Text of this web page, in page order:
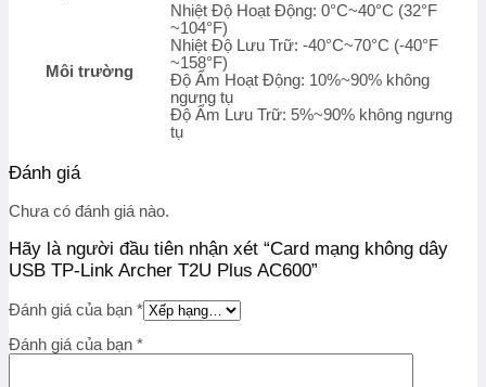
Môi trường
Nhiệt Độ Hoạt Động: 0°C~40°C (32°F
~104°F)
Nhiệt Độ Lưu Trữ: -40°C~70°C (-40°F
~158°F)
Độ Ẩm Hoạt Động: 10%~90% không
ngưng tụ
Độ Ẩm Lưu Trữ: 5%~90% không ngưng
tụ
Đánh giá
Chưa có đánh giá nào.
Hãy là người đầu tiên nhận xét “Card mạng không dây
USB TP-Link Archer T2U Plus AC600”
Đánh giá của bạn *
Đánh giá của bạn *